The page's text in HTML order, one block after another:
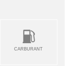
CARBURANT